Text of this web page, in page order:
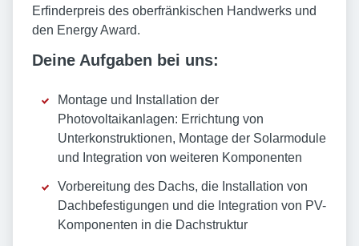
Erfinderpreis des oberfränkischen Handwerks und
den Energy Award.
Deine Aufgaben bei uns:
Montage und Installation der
Photovoltaikanlagen: Errichtung von
Unterkonstruktionen, Montage der Solarmodule
und Integration von weiteren Komponenten
Vorbereitung des Dachs, die Installation von
Dachbefestigungen und die Integration von PV-
Komponenten in die Dachstruktur